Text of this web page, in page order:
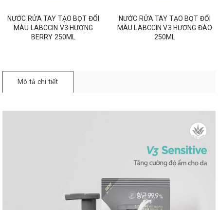
NƯỚC RỬA TAY TẠO BỌT ĐỔI
MÀU LABCCIN V3 HƯƠNG
BERRY 250ML
NƯỚC RỬA TAY TẠO BỌT ĐỔI
MÀU LABCCIN V3 HƯƠNG ĐÀO
250ML
Mô tả chi tiết